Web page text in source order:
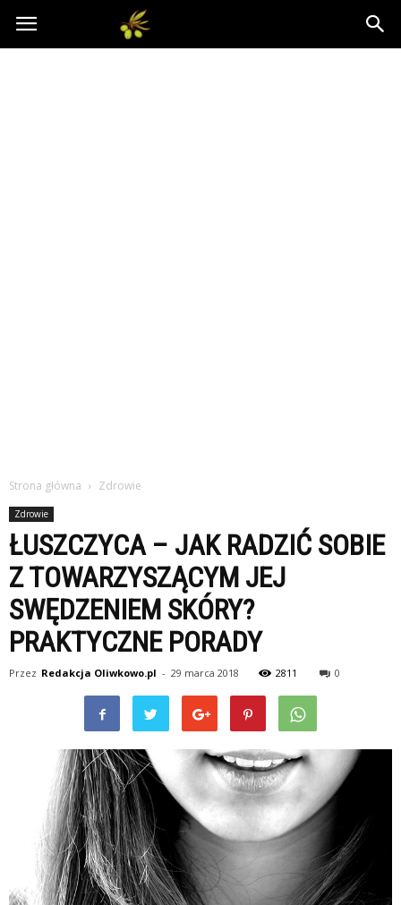
Oliwkowo.pl
Strona główna Zdrowie
Zdrowie
ŁUSZCZYCA – JAK RADZIĆ SOBIE
Z TOWARZYSZĄCYM JEJ
SWĘDZENIEM SKÓRY?
PRAKTYCZNE PORADY
Przez Redakcja Oliwkowo.pl - 29 marca 2018 2811 0